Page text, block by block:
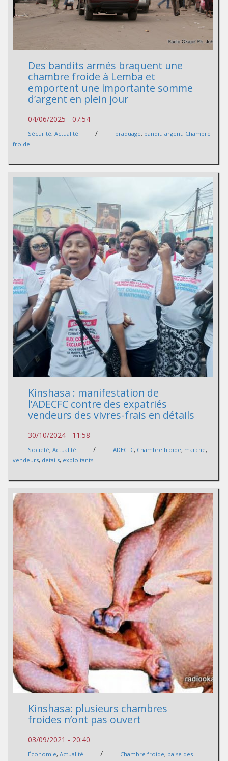
Des bandits armés braquent une
chambre froide à Lemba et
emportent une importante somme
d’argent en plein jour
04/06/2025 - 07:54
Sécurité, Actualité / braquage, bandit, argent, Chambre
froide
Kinshasa : manifestation de
l’ADECFC contre des expatriés
vendeurs des vivres-frais en détails
30/10/2024 - 11:58
Société, Actualité / ADECFC, Chambre froide, marche,
vendeurs, details, exploitants
Kinshasa: plusieurs chambres
froides n’ont pas ouvert
03/09/2021 - 20:40
Économie, Actualité / Chambre froide, baise des